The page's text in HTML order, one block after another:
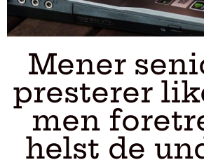
Mener
presterer
men
helst de